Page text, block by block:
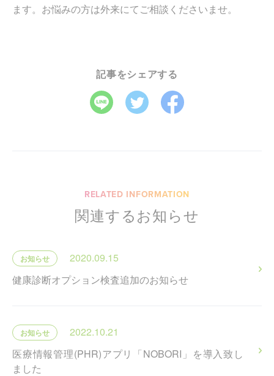
ます。お悩みの方は外来にてご相談くださいませ。
記事をシェアする
RELATED INFORMATION
関連するお知らせ
お知らせ
2020.09.15
健康診断オプション検査追加のお知らせ
お知らせ
2022.10.21
医療情報管理(PHR)アプリ「NOBORI」を導入致し
ました